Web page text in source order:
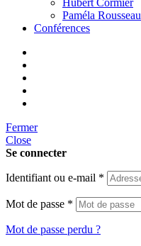
Hubert Cormier
Paméla Rousseau
Conférences
Fermer
Close
Se connecter
Identifiant ou e-mail *
Mot de passe *
Mot de passe perdu ?